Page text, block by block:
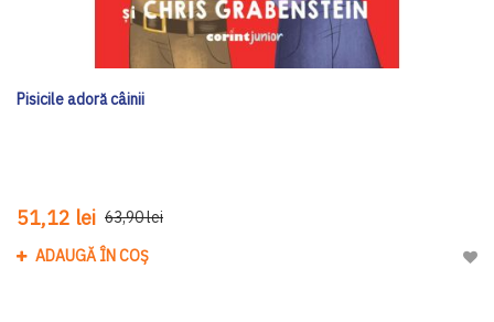
Pisicile adoră câinii
51,12 lei 63,90 lei
ADAUGĂ ÎN COȘ